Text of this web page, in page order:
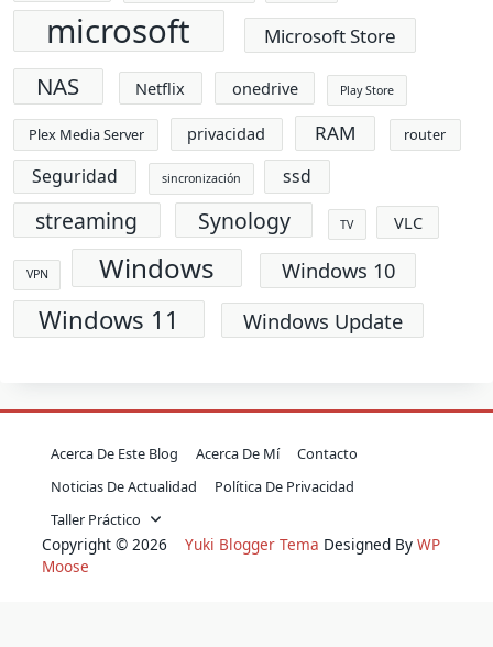
microsoft Microsoft Store
NAS Netflix onedrive Play Store
Plex Media Server privacidad RAM router
Seguridad sincronización ssd
streaming Synology TV VLC
VPN Windows Windows 10
Windows 11 Windows Update
Acerca De Este Blog Acerca De Mí
Contacto
Noticias De Actualidad
Política De Privacidad
Taller Práctico
Copyright © 2026 Yuki Blogger Tema Designed By WP
Moose